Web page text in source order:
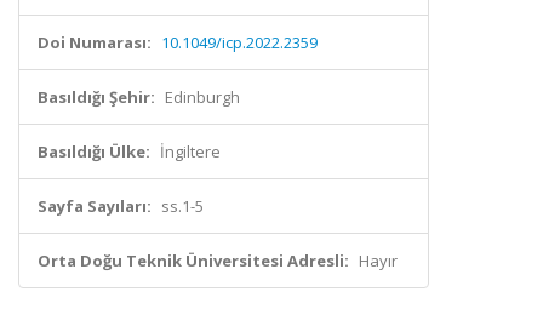
Doi Numarası: 10.1049/icp.2022.2359
Basıldığı Şehir: Edinburgh
Basıldığı Ülke: İngiltere
Sayfa Sayıları: ss.1-5
Orta Doğu Teknik Üniversitesi Adresli: Hayır